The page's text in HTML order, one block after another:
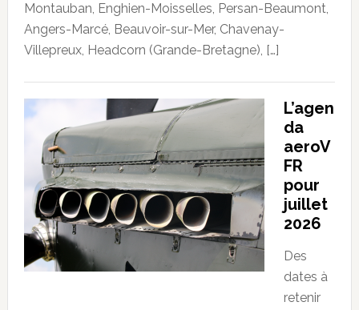
Montauban, Enghien-Moisselles, Persan-Beaumont,
Angers-Marcé, Beauvoir-sur-Mer, Chavenay-
Villepreux, Headcorn (Grande-Bretagne), […]
L’agen
da
aeroV
FR
pour
juillet
2026
Des
dates à
retenir